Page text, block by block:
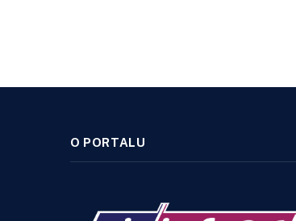
O PORTALU